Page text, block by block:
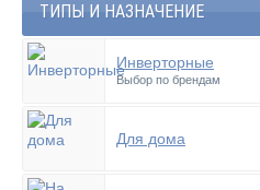
ТИПЫ И НАЗНАЧЕНИЕ
Инверторные
Выбор по брендам
Для дома